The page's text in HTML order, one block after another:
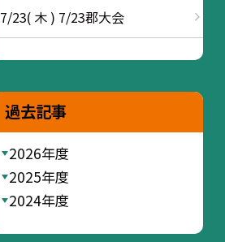
7/23( 木 ) 7/23郡大会
過去記事
2026年度
2025年度
2024年度